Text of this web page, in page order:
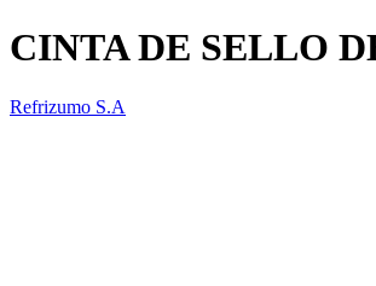
CINTA DE SELLO
Refrizumo S.A